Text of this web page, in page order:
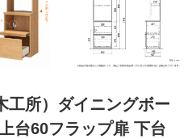
所）ダイニングボー
台60フラップ扉 下台